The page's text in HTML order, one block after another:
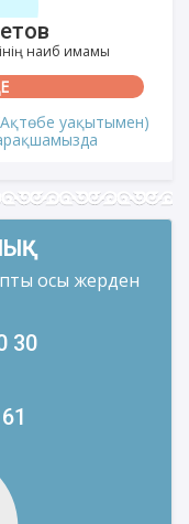
наиб имамы
уақытымен)
осы жерден
30